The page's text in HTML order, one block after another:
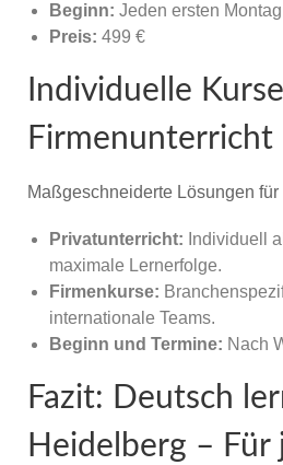
Beginn: Jeden ersten
Preis: 499 €
Individuelle
Firmenunterricht
Maßgeschneiderte Lösungen
Privatunterricht: Individuell
maximale Lernerfolge.
Firmenkurse:
internationale Teams.
Beginn und Termine: Nach
Fazit: Deutsch
Heidelberg – Für